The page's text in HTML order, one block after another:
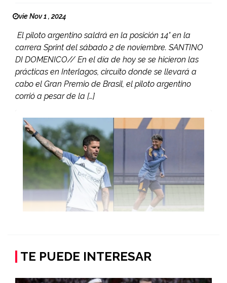
vie Nov 1 , 2024
El piloto argentino saldrá en la posición 14° en la
carrera Sprint del sábado 2 de noviembre. SANTINO
DI DOMENICO// En el día de hoy se se hicieron las
prácticas en Interlagos, circuito donde se llevará a
cabo el Gran Premio de Brasil, el piloto argentino
corrió a pesar de la […]
TE PUEDE INTERESAR